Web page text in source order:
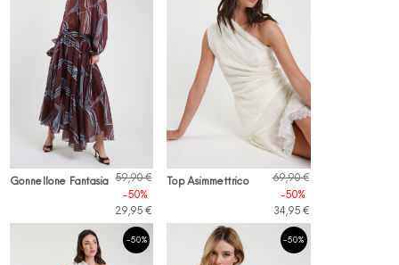
Gonnellone Fantasia 59,90 €
-50%
29,95 €
Top Asimmettrico
69,90 €
-50%
34,95 €
-50% -50%